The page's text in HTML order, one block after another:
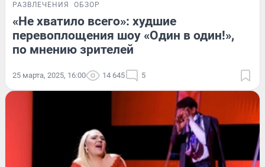
РАЗВЛЕЧЕНИЯ ОБЗОР
«Не хватило всего»: худшие
перевоплощения шоу «Один в один!»,
по мнению зрителей
25 марта, 2025, 16:00 14 645 5